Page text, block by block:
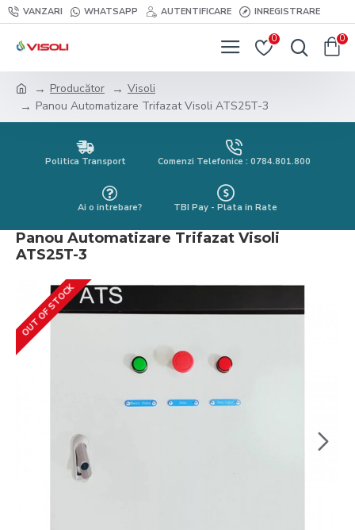
VANZARI WHATSAPP AUTENTIFICARE INREGISTRARE
0 0
Producător
Visoli
Panou Automatizare Trifazat Visoli ATS25T-3
Politica Transport Comenzi Telefonice : 0784.801.800
Ai o intrebare? TBI Pay - Plata in Rate
Panou Automatizare Trifazat Visoli
ATS25T-3
OUT OF STOCK